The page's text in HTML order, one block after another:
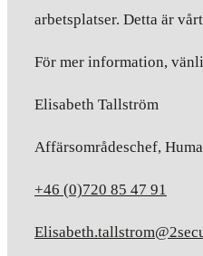
arbetsplatser. Detta är
För mer information,
Elisabeth Tallström
Affärsområdeschef,
+46 (0)720 85 47 91